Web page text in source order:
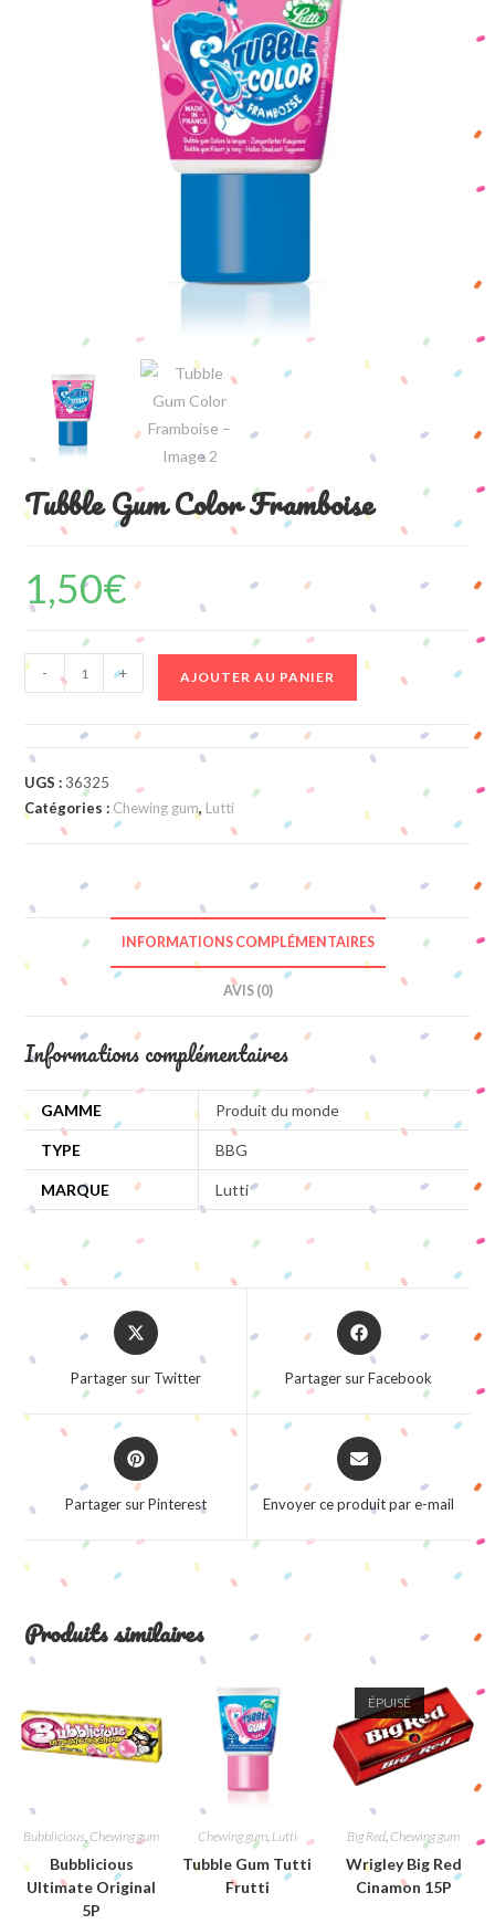
Tubble Gum Color Framboise
1,50€
quantité
de
Color
Framboise
- + AJOUTER AU PANIER
UGS : 36325
Catégories : Chewing gum, Lutti
INFORMATIONS COMPLÉMENTAIRES
AVIS (0)
Informations complémentaires
GAMME Produit du monde
TYPE BBG
MARQUE Lutti
Opens
in
new
Partager sur Twitter
Opens
in
window
Partager sur Facebook
Opens
in
window
Partager sur Pinterest
Opens
in
new
Envoyer ce produit par e-mail
Produits similaires
Bubblicious Chewing gum
Bubblicious
Ultimate Original
5P
Chewing gum, Lutti
Tubble Gum Tutti
Frutti
ÉPUISÉ
Big Red Chewing gum
Wrigley Big Red
Cinamon 15P